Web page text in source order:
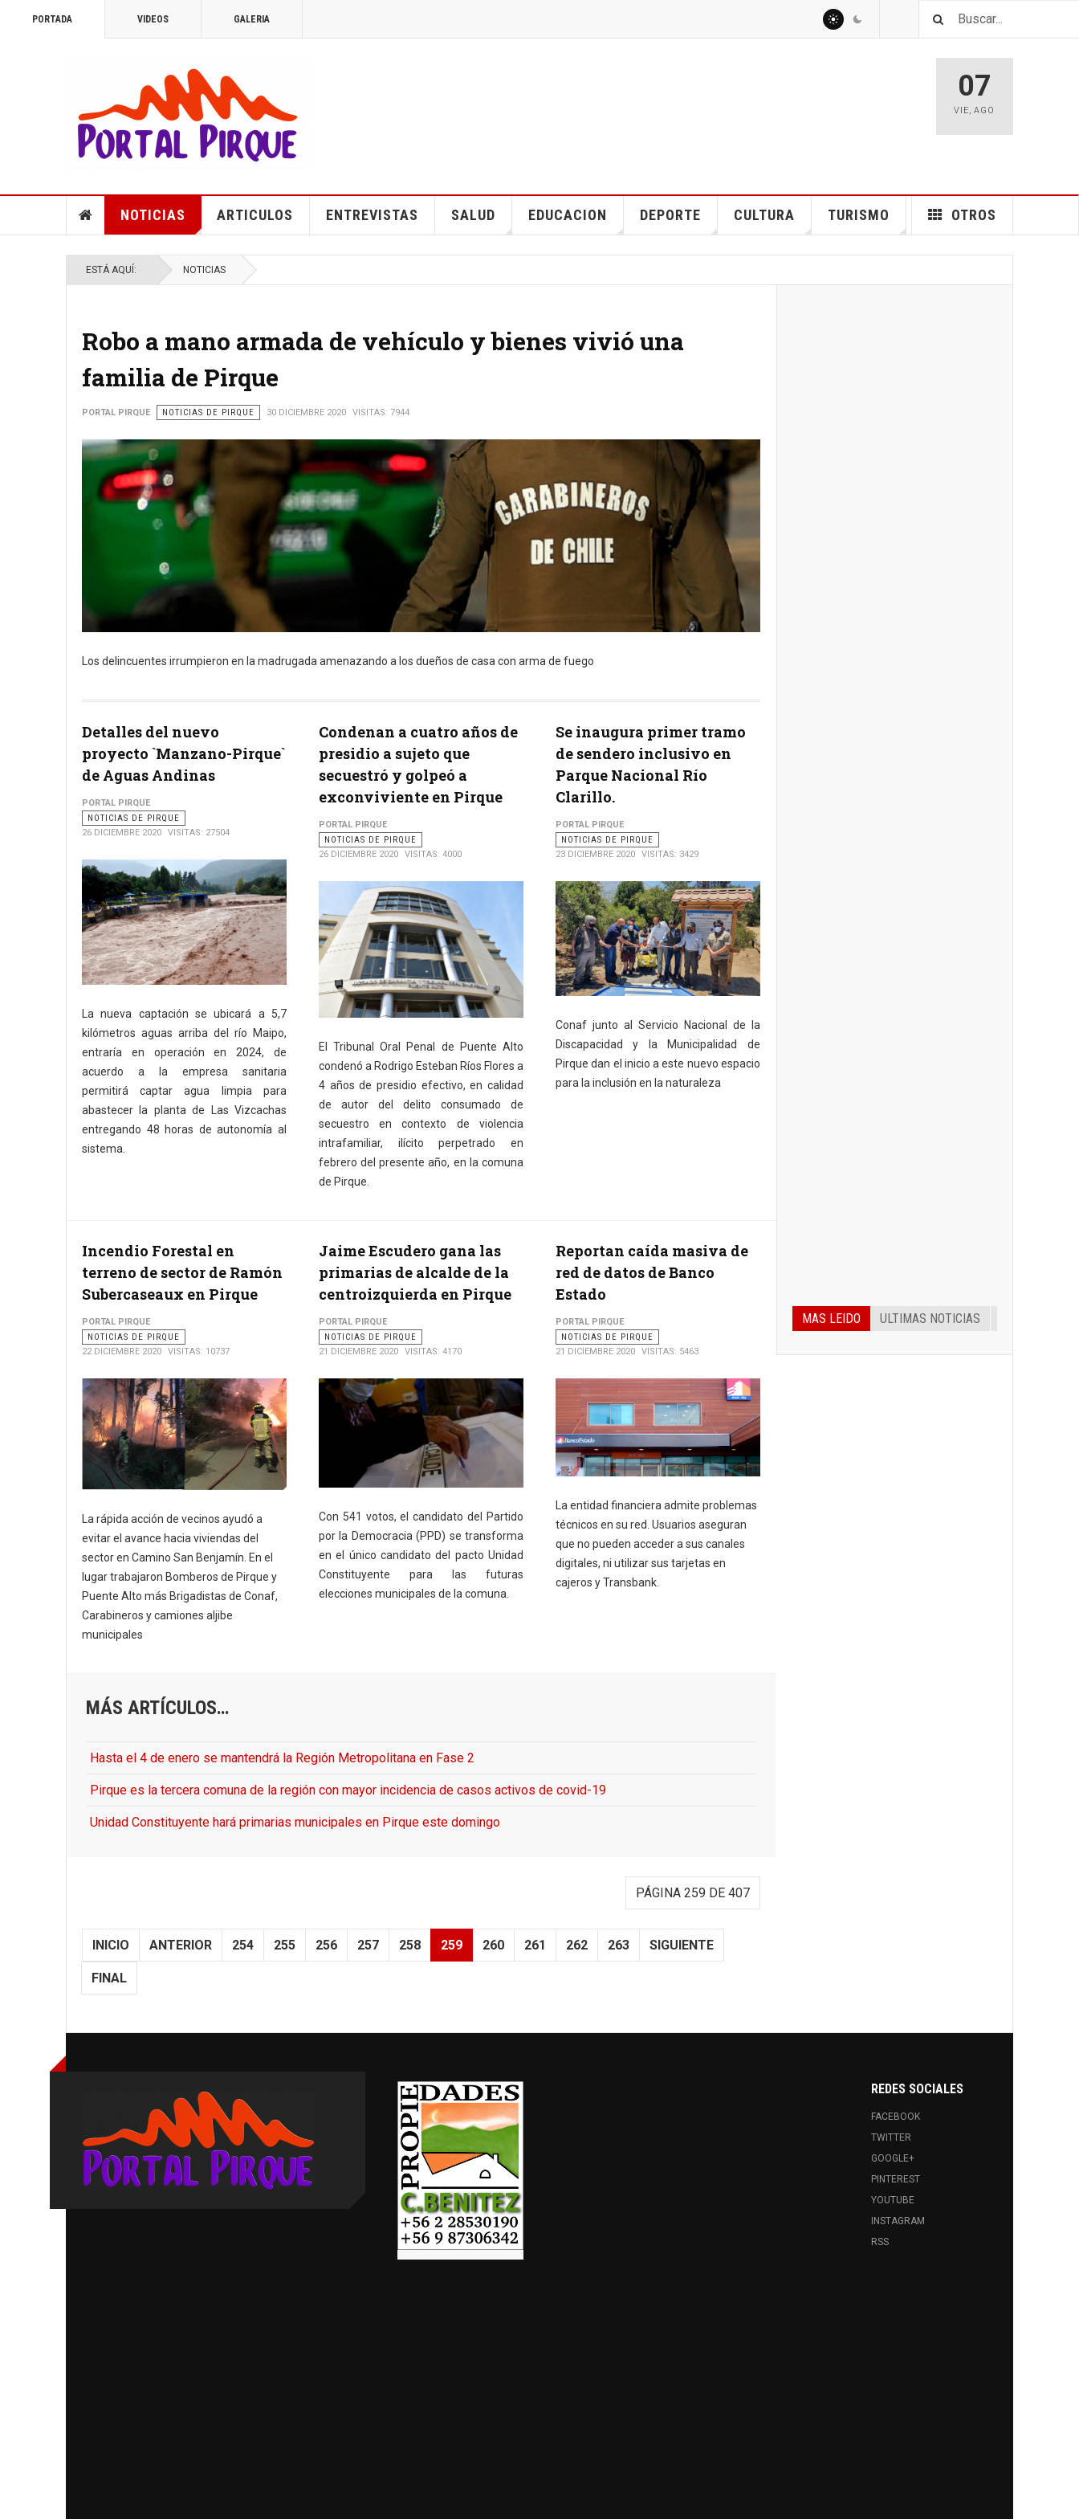
PORTADA VIDEOS GALERIA
07
VIE,AGO
NOTICIAS ARTICULOS ENTREVISTAS SALUD EDUCACION DEPORTE CULTURA TURISMO OTROS
ESTÁ AQUÍ: NOTICIAS
Robo a mano armada de vehículo y bienes vivió una
familia de Pirque
PORTAL PIRQUE NOTICIAS DE PIRQUE 30 DICIEMBRE 2020 VISITAS: 7944
Los delincuentes irrumpieron en la madrugada amenazando a los dueños de casa con arma de fuego
Detalles del nuevo
proyecto `Manzano-Pirque`
de Aguas Andinas
PORTAL PIRQUE
NOTICIAS DE PIRQUE
26 DICIEMBRE 2020
VISITAS: 27504
La nueva captación se ubicará a 5,7
kilómetros aguas arriba del río Maipo,
entraría en operación en 2024, de
acuerdo a la empresa sanitaria
permitirá captar agua limpia para
abastecer la planta de Las Vizcachas
entregando 48 horas de autonomía al
sistema.
Condenan a cuatro años de
presidio a sujeto que
secuestró y golpeó a
exconviviente en Pirque
PORTAL PIRQUE
NOTICIAS DE PIRQUE
26 DICIEMBRE 2020
VISITAS: 4000
El Tribunal Oral Penal de Puente Alto
condenó a Rodrigo Esteban Ríos Flores a
4 años de presidio efectivo, en calidad
de autor del delito consumado de
secuestro en contexto de violencia
intrafamiliar, ilícito perpetrado en
febrero del presente año, en la comuna
de Pirque.
Se inaugura primer tramo
de sendero inclusivo en
Parque Nacional Río
Clarillo.
PORTAL PIRQUE
NOTICIAS DE PIRQUE
23 DICIEMBRE 2020
VISITAS: 3429
Conaf junto al Servicio Nacional de la
Discapacidad y la Municipalidad de
Pirque dan el inicio a este nuevo espacio
para la inclusión en la naturaleza
Incendio Forestal en
terreno de sector de Ramón
Subercaseaux en Pirque
PORTAL PIRQUE
NOTICIAS DE PIRQUE
22 DICIEMBRE 2020
VISITAS: 10737
La rápida acción de vecinos ayudó a
evitar el avance hacia viviendas del
sector en Camino San Benjamín. En el
lugar trabajaron Bomberos de Pirque y
Puente Alto más Brigadistas de Conaf,
Carabineros y camiones aljibe
municipales
Jaime Escudero gana las
primarias de alcalde de la
centroizquierda en Pirque
PORTAL PIRQUE
NOTICIAS DE PIRQUE
21 DICIEMBRE 2020
VISITAS: 4170
Con 541 votos, el candidato del Partido
por la Democracia (PPD) se transforma
en el único candidato del pacto Unidad
Constituyente para las futuras
elecciones municipales de la comuna.
Reportan caída masiva de
red de datos de Banco
Estado
PORTAL PIRQUE
NOTICIAS DE PIRQUE
21 DICIEMBRE 2020
VISITAS: 5463
La entidad financiera admite problemas
técnicos en su red. Usuarios aseguran
que no pueden acceder a sus canales
digitales, ni utilizar sus tarjetas en
cajeros y Transbank.
MÁS ARTÍCULOS…
Hasta el 4 de enero se mantendrá la Región Metropolitana en Fase 2
Pirque es la tercera comuna de la región con mayor incidencia de casos activos de covid-19
Unidad Constituyente hará primarias municipales en Pirque este domingo
PÁGINA 259 DE 407
INICIO ANTERIOR 254 255 256 257 258 259 260 261 262 263 SIGUIENTE
FINAL
MAS LEIDO ULTIMAS NOTICIAS
REDES SOCIALES
FACEBOOK
TWITTER
GOOGLE+
PINTEREST
YOUTUBE
INSTAGRAM
RSS